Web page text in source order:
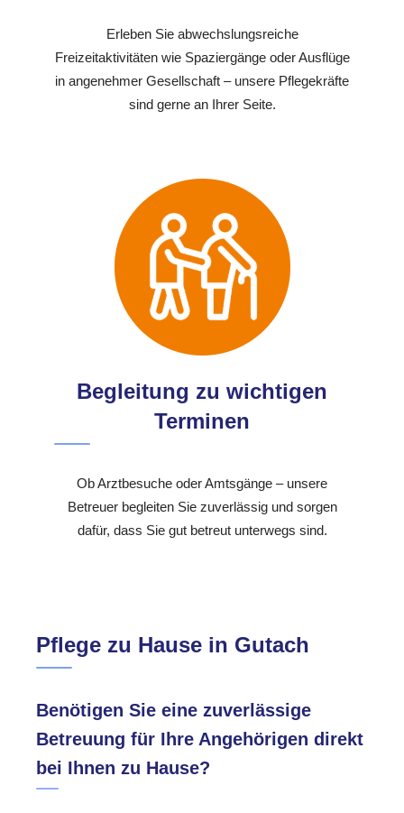
Erleben Sie abwechslungsreiche
Freizeitaktivitäten wie Spaziergänge oder Ausflüge
in angenehmer Gesellschaft – unsere Pflegekräfte
sind gerne an Ihrer Seite.
Begleitung zu wichtigen
Terminen
Ob Arztbesuche oder Amtsgänge – unsere
Betreuer begleiten Sie zuverlässig und sorgen
dafür, dass Sie gut betreut unterwegs sind.
Pflege zu Hause in Gutach
Benötigen Sie eine zuverlässige
Betreuung für Ihre Angehörigen direkt
bei Ihnen zu Hause?